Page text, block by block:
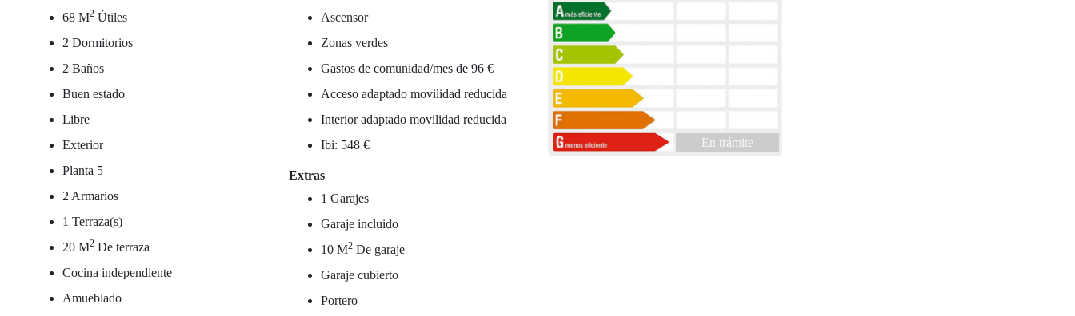
68 M2 Útiles
2 Dormitorios
2 Baños
Buen estado
Libre
Exterior
Planta 5
2 Armarios
1 Terraza(s)
20 M2 De terraza
Cocina independiente
Amueblado
Ascensor
Zonas verdes
Gastos de comunidad/mes de 96 €
Acceso adaptado movilidad reducida
Interior adaptado movilidad reducida
Ibi: 548 €
Extras
1 Garajes
Garaje incluido
10 M2 De garaje
Garaje cubierto
Portero
En trámite